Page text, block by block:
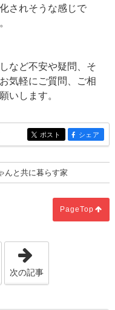
されそうな感じで
など不安や疑問、そ
気軽にご質問、ご相
いします。
entry755
ポスト entry755
シェア
んと共に暮らす家
PageTop
次の記事